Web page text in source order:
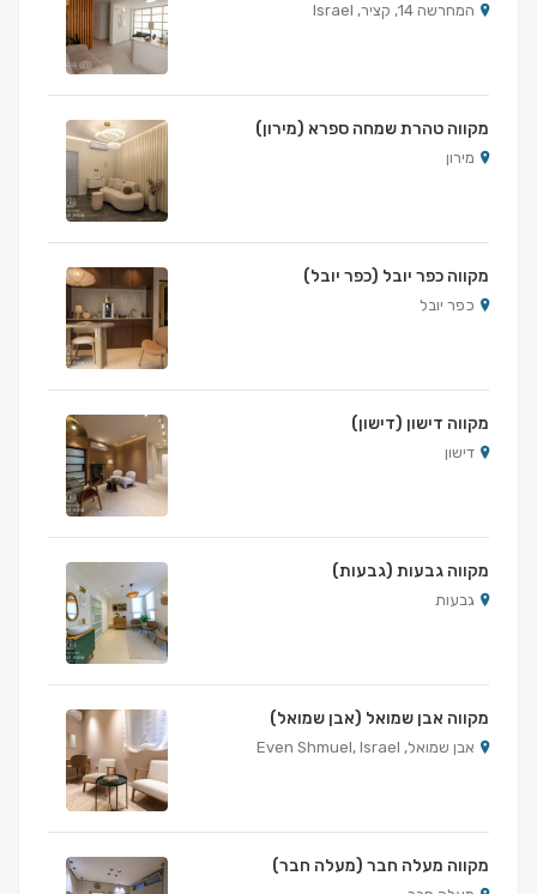
המחרשה 14, קציר, Israel
מקווה טהרת שמחה ספרא (מירון)
מירון
מקווה כפר יובל (כפר יובל)
כפר יובל
מקווה דישון (דישון)
דישון
מקווה גבעות (גבעות)
גבעות
מקווה אבן שמואל (אבן שמואל)
אבן שמואל, Even Shmuel, Israel
מקווה מעלה חבר (מעלה חבר)